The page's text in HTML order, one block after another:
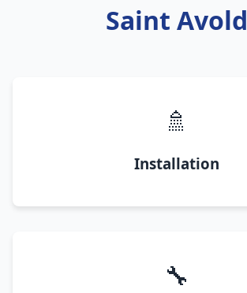
Saint Avold
🚿
Installation
🔧